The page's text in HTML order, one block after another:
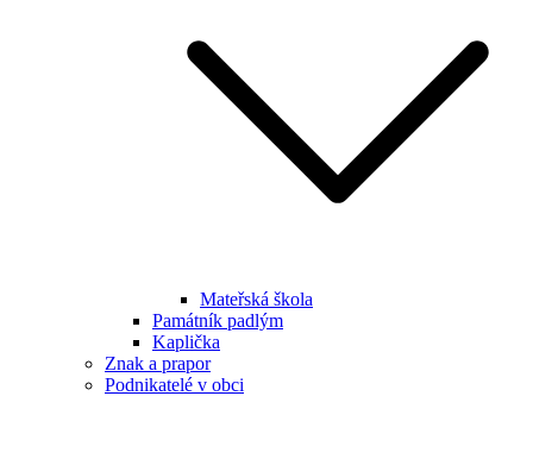
Mateřská škola
Památník padlým
Kaplička
Znak a prapor
Podnikatelé v obci